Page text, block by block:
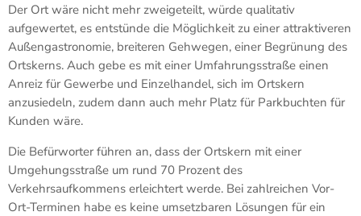
Der Ort wäre nicht mehr zweigeteilt, würde qualitativ
aufgewertet, es entstünde die Möglichkeit zu einer attraktiveren
Außengastronomie, breiteren Gehwegen, einer Begrünung des
Ortskerns. Auch gebe es mit einer Umfahrungsstraße einen
Anreiz für Gewerbe und Einzelhandel, sich im Ortskern
anzusiedeln, zudem dann auch mehr Platz für Parkbuchten für
Kunden wäre.
Die Befürworter führen an, dass der Ortskern mit einer
Umgehungsstraße um rund 70 Prozent des
Verkehrsaufkommens erleichtert werde. Bei zahlreichen Vor-
Ort-Terminen habe es keine umsetzbaren Lösungen für ein